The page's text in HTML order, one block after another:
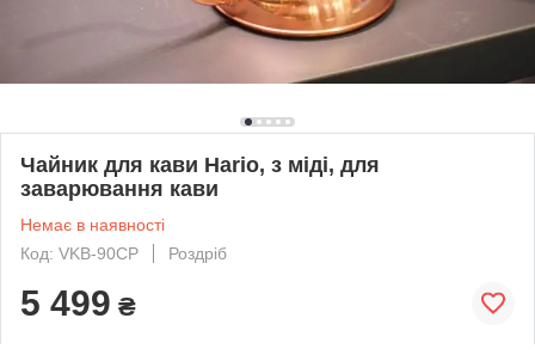
Чайник для кави Hario, з міді, для
заварювання кави
Немає в наявності
Код: VKB-90CP
Роздріб
5 499 ₴